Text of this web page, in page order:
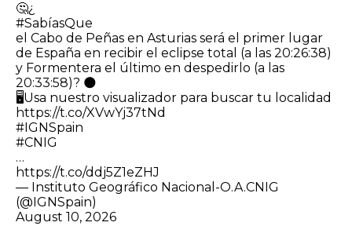
🤔¿
#SabíasQue
el Cabo de Peñas en Asturias será el primer lugar
de España en recibir el eclipse total (a las 20:26:38)
y Formentera el último en despedirlo (a las
20:33:58)? 🌑
🖥️Usa nuestro visualizador para buscar tu localidad
https://t.co/XVwYj37tNd
#IGNSpain
#CNIG
…
https://t.co/ddj5Z1eZHJ
— Instituto Geográfico Nacional-O.A.CNIG
(@IGNSpain)
August 10, 2026